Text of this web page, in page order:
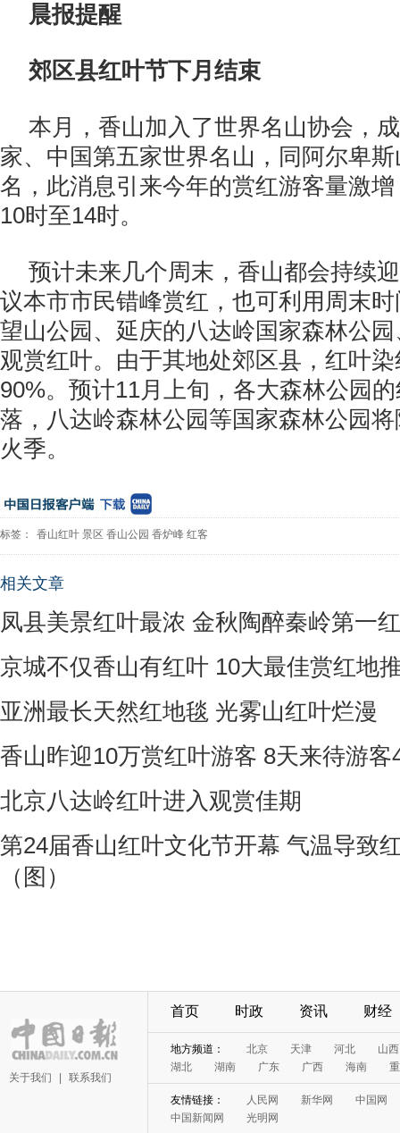
晨报提醒
郊区县红叶节下月结束
本月，香山加入了世界名山协会，
家、中国第五家世界名山，同阿尔卑
名，此消息引来今年的赏红游客量激
10时至14时。
预计未来几个周末，香山都会持续
议本市市民错峰赏红，也可利用周末
望山公园、延庆的八达岭国家森林公
观赏红叶。由于其地处郊区县，红叶
90%。预计11月上旬，各大森林公园
落，八达岭森林公园等国家森林公园
火季。
标签： 香山红叶 景区 香山公园 香炉峰 红客
相关文章
凤县美景红叶最浓 金秋陶醉秦岭第一红
京城不仅香山有红叶 10大最佳赏红地
亚洲最长天然红地毯 光雾山红叶烂漫
香山昨迎10万赏红叶游客 8天来待游客
北京八达岭红叶进入观赏佳期
第24届香山红叶文化节开幕 气温导致
（图）
关于我们 联系我们
首页 时政 资讯 财经
地方频道： 北京 天津 河北
山西
湖北
湖南 广东 广西 海南
友情链接： 人民网 新华网
中国网
中国新闻网
光明网